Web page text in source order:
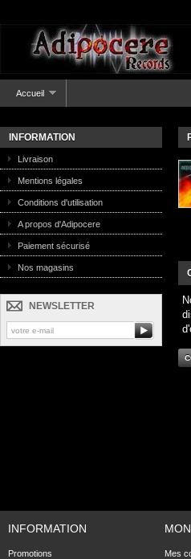
Accueil
INFORMATION
Livraison
Mentions légales
Conditions d'utilisation
A propos d'Adipocere
Paiement sécurisé
Nos magasins
NEWSLETTER
INFORMATION
Promotions Mes